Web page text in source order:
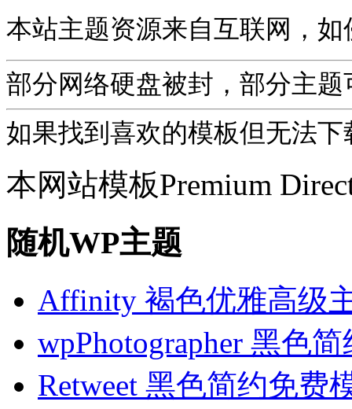
本站主题资源来自互联网，
部分网络硬盘被封，部分主
如果找到喜欢的模板但无法下
本网站模板Premium
随机WP主题
Affinity 褐色优雅高级
wpPhotographer 黑色
Retweet 黑色简约免费